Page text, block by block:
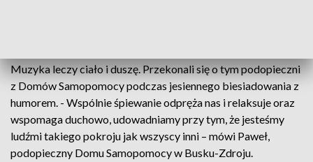
Muzyka leczy ciało i duszę. Przekonali się o tym podopieczni
z Domów Samopomocy podczas jesiennego biesiadowania z
humorem. - Wspólnie śpiewanie odpręża nas i relaksuje oraz
wspomaga duchowo, udowadniamy przy tym, że jesteśmy
ludźmi takiego pokroju jak wszyscy inni – mówi Paweł,
podopieczny Domu Samopomocy w Busku-Zdroju.